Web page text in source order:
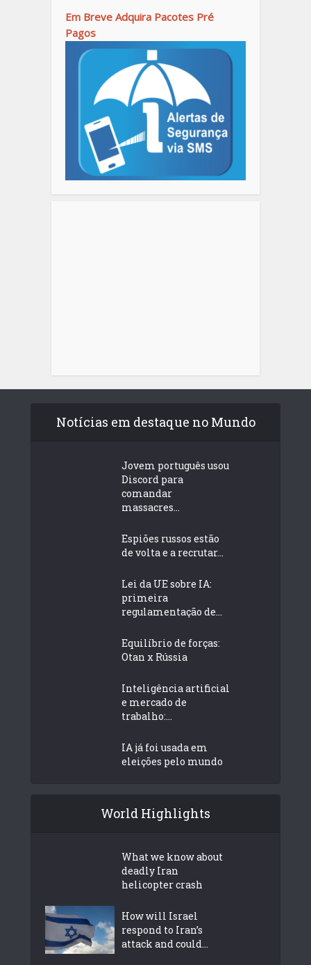
Em Breve Adquira Pacotes Pré
Pagos
Notícias em destaque no Mundo
Jovem português usou
Discord para
comandar
massacres...
Espiões russos estão
de volta e a recrutar...
Lei da UE sobre IA:
primeira
regulamentação de...
Equilíbrio de forças:
Otan x Rússia
Inteligência artificial
e mercado de
trabalho:...
IA já foi usada em
eleições pelo mundo
World Highlights
What we know about
deadly Iran
helicopter crash
How will Israel
respond to Iran’s
attack and could...